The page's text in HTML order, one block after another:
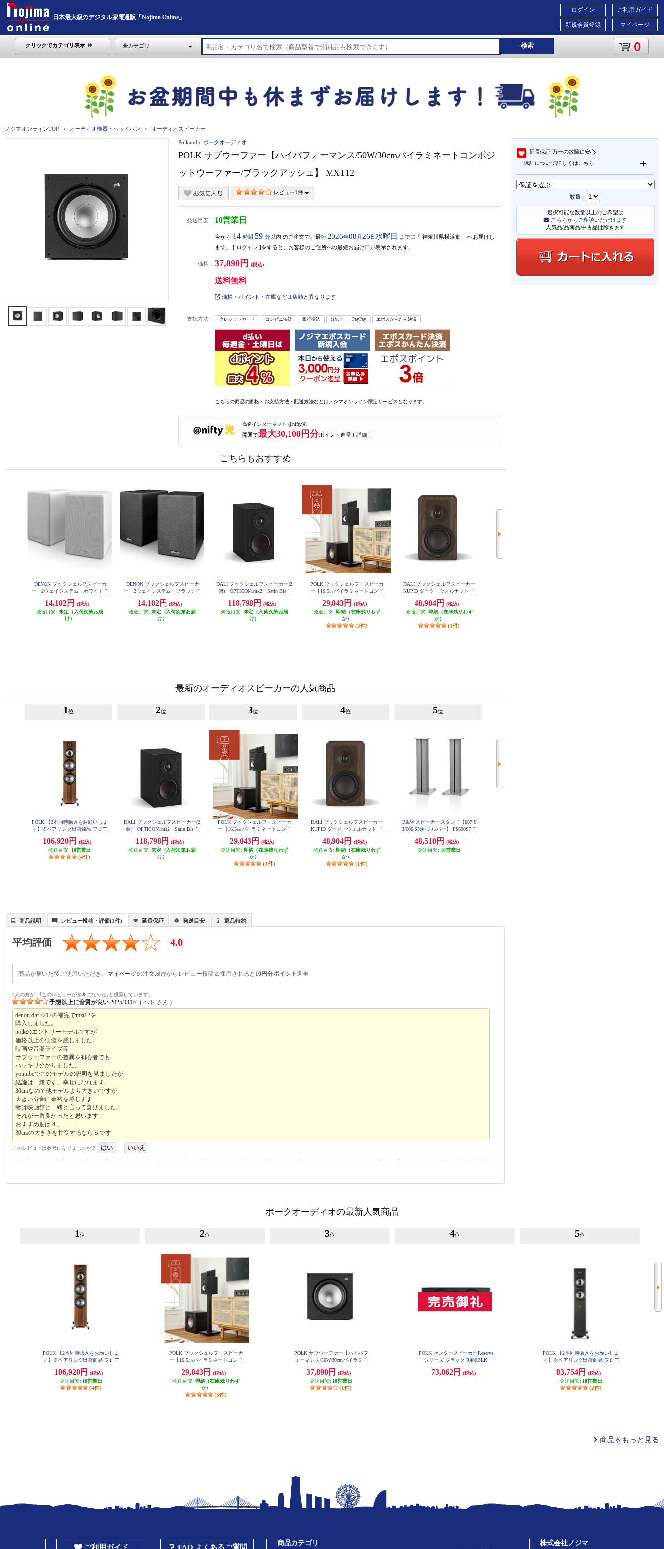
日本最大級のデジタル家電通販「Nojima Online」
ご利用ガイド
マイページ
ログイン
新規会員登録
クリックでカテゴリ表示 全カテゴリ 検索 0
ノジマオンラインTOP オーディオ機器・ヘッドホン オーディオスピーカー
延長保証 万一の故障に安心
保証について詳しくはこちら
数量：
選択可能な数量以上のご希望は
こちらからご相談いただけます
人気品/品薄品/中古品は除きます
Polkaudio ポークオーディオ
POLK サブウーファー【ハイパフォーマンス/50W/30cmバイラミネートコンポジ
ットウーファー/ブラックアッシュ】 MXT12
レビュー1件
発送目安： 10営業日
今から 14 時間 59 分以内 のご注文で、最短 2026年08 月 26日 水曜日 までに 「 神奈川県横浜市 」 へお届けし
ます。 [ ログイン ]をすると、お客様のご住所への最短お届け日が表示されます。
価格： 37,890円 (税込)
送料無料
価格・ポイント・在庫などは店頭と異なります
支払方法： クレジットカード コンビニ決済 銀行振込 d払い PayPay エポスかんたん決済
こちらの商品の価格・お支払方法・配送方法などはノジマオンライン限定サービスとなります。
高速インターネット @nifty光
開通で最大30,100円分ポイント進呈 [ 詳細 ]
こちらもおすすめ
DENON ブックシェルフスピーカ
ー 2ウェイシステム ホワイト S
14,102円
(税込)
発送目安: 未定（入荷次第お届
け）
DENON ブックシェルフスピーカ
ー 2ウェイシステム ブラック S
14,102円
(税込)
発送目安: 未定（入荷次第お届
け）
DALI ブックシェルフスピーカー(2
個) OPTICON1mk2 Satin Black
118,798円
(税込)
発送目安: 未定（入荷次第お届
け）
POLK ブックシェルフ・スピーカ
ー【16.5㎝バイラミネートコンポ
型/ブラックアッシュ】 MXT20
29,043円
(税込)
発送目安: 即納（在庫残りわず
か）
(3件)
DALI ブックシェルフスピーカー
KUPID ダーク・ウォルナット ペ
48,904円
(税込)
発送目安: 即納（在庫残りわず
か）
(1件)
最新のオーディオスピーカーの人気商品
1 位
POLK 【2本同時購入をお願いしま
す】※ペアリング出荷商品 フロア
シリーズ ブラウン R700BRN
106,920円
(税込)
発送目安: 10営業日
(4件)
2位
DALI ブックシェルフスピーカー(2
個) OPTICON1mk2 Satin Black
118,798円
(税込)
発送目安: 未定（入荷次第お届
け）
3位
POLK ブックシェルフ・スピーカ
ー【16.5㎝バイラミネートコンポ
型/ブラックアッシュ】 MXT20
29,043円
(税込)
発送目安: 即納（在庫残りわず
か）
(3件)
4位
DALI ブックシェルフスピーカー
KUPID ダーク・ウォルナット ペ
48,904円
(税込)
発送目安: 即納（在庫残りわず
か）
(1件)
5位
B&W スピーカースタンド【607 S
3/606 S3用/シルバー】 FS600S3-S
48,510円
(税込)
発送目安: 10営業日
商品説明 レビュー投稿・評価(1件) 延長保証 発送目安 返品特約
平均評価 4.0
商品が届いた後ご使用いただき、 マイページの注文履歴からレビュー投稿＆採用されると 10円分ポイント進呈
2人の方が、｢このレビューが参考になった｣と投票しています。
予想以上に音質が良い 2025/03/07 (ベト さん )
denon dht-s217の補完でmxt12を
購入しました。
polkのエントリーモデルですが
価格以上の価値を感じました。
映画や音楽ライブ等
サブウーファーの差異を初心者でも
ハッキリ分かりました。
youtubeでこのモデルの説明を見ましたが
結論は一緒です、幸せになれます。
30cmなので他モデルより大きいですが
大きい分音に余裕を感じます
妻は映画館と一緒と言って喜びました。
それが一番良かったと思います
おすすめ度は４、
30cmの大きさを甘受するなら５です
このレビューは参考になりましたか？ はい いいえ
ポークオーディオの最新人気商品
1 位
POLK 【2本同時購入をお願いしま
す】※ペアリング出荷商品 フロア
シリーズ ブラウン R700BRN
106,920円
(税込)
発送目安: 10営業日
(4件)
2位
POLK ブックシェルフ・スピーカ
ー【16.5㎝バイラミネートコンポ
型/ブラックアッシュ】 MXT20
29,043円
(税込)
発送目安: 即納（在庫残りわず
か）
(3件)
3位
POLK サブウーファー【ハイパフ
ォーマンス/50W/30cmバイラミネ
ックアッシュ】 MXT12
37,890円
(税込)
発送目安: 10営業日
(1件)
4位
POLK センタースピーカーReserve
シリーズ ブラック R400BLK
73,062円 (税込)
5位
POLK 【2本同時購入をお願いしま
す】※ペアリング出荷商品 フロア
シリーズ ブラック R600BLK
83,754円
(税込)
発送目安: 10営業日
(2件)
商品をもっと見る
ご利用ガイド FAQ よくあるご質問
商品カテゴリ 株式会社ノジマ